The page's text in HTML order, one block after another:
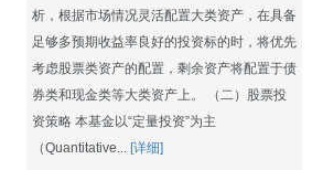
析，根据市场情况灵活配置大类资产，在具备
足够多预期收益率良好的投资标的时，将优先
考虑股票类资产的配置，剩余资产将配置于债
券类和现金类等大类资产上。 （二）股票投
资策略 本基金以“定量投资”为主
（Quantitative... [详细]